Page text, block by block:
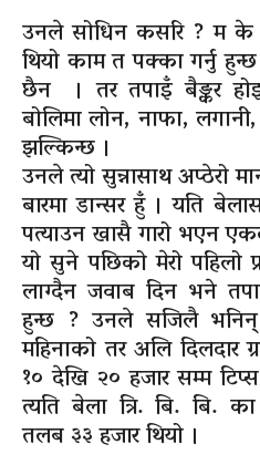
उनले सोधिन कसरि ? म के
थियो काम त पक्का गर्नु
छैन । तर तपाइँबैङ्कर
बोलिमा लोन, नाफा,
झल्किन्छ ।
उनले त्यो सुन्नासाथ अप्ठेरो
बारमा डान्सर हुँ । यति
पत्याउन खासै गारो भएन
यो सुने पछिको मेरो पहिलो
लाग्दैन जवाब दिन भने
हुन्छ ? उनले सजिलै
महिनाको तर अलि दिलदार
१० देखि २० हजार सम्म
त्यति बेला त्रि. बि. बि.
तलब ३३ हजार थियो ।